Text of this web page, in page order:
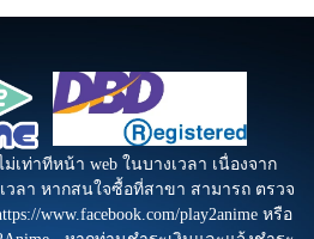
ท่าทีหน้า web ในบางเวลา เนื่องจาก
วลา หากสนใจซื้อที่สาขา สามารถ ตรวจ
www.facebook.com/play2anime หรือ